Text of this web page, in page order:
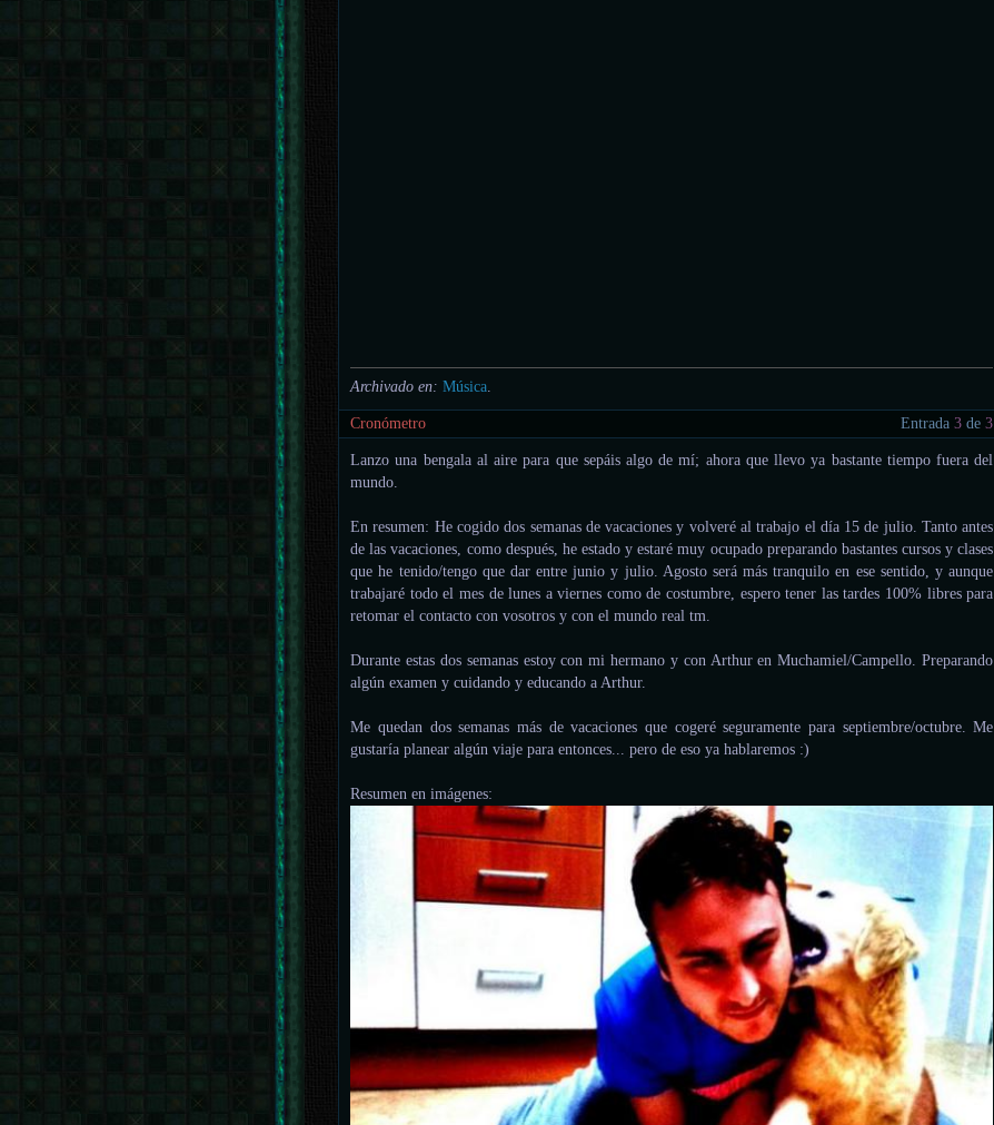
Archivado en: Música
Cronómetro Entrada3 de3
Lanzo una bengala al aire para que sepáis algo de mí; ahora que llevo ya bastante tiempo fuera del
mundo.
En resumen: He cogido dos semanas de vacaciones y volveré al trabajo el día 15 de julio. Tanto antes
de las vacaciones, como después, he estado y estaré muy ocupado preparando bastantes cursos y clases
que he tenido/tengo que dar entre junio y julio. Agosto será más tranquilo en ese sentido, y aunque
trabajaré todo el mes de lunes a viernes como de costumbre, espero tener las tardes 100% libres para
retomar el contacto con vosotros y con el mundo real tm.
Durante estas dos semanas estoy con mi hermano y con Arthur en Muchamiel/Campello. Preparando
algún examen y cuidando y educando a Arthur.
Me quedan dos semanas más de vacaciones que cogeré seguramente para septiembre/octubre. Me
gustaría planear algún viaje para entonces... pero de eso ya hablaremos :)
Resumen en imágenes: